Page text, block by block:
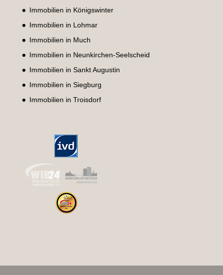
Immobilien in Königswinter
Immobilien in Lohmar
Immobilien in Much
Immobilien in Neunkirchen-Seelscheid
Immobilien in Sankt Augustin
Immobilien in Siegburg
Immobilien in Troisdorf